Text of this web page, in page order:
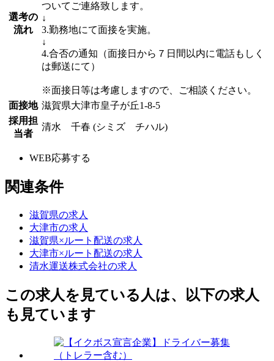
選考の
流れ
ついてご連絡致します。
↓
3.勤務地にて面接を実施。
↓
4.合否の通知（面接日から７日間以内に電話もしく
は郵送にて）
※面接日等は考慮しますので、ご相談ください。
面接地 滋賀県大津市皇子が丘1-8-5
採用担
当者
清水 千春 (シミズ チハル)
WEB応募する
関連条件
滋賀県の求人
大津市の求人
滋賀県×ルート配送の求人
大津市×ルート配送の求人
清水運送株式会社の求人
この求人を見ている人は、以下の求人
も見ています